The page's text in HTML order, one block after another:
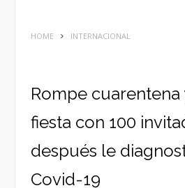
HOME INTERNACIONAL
Rompe cuarentena
fiesta con 100
después le
Covid-19